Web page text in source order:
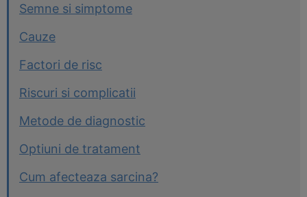
Semne si simptome
Cauze
Factori de risc
Riscuri si complicatii
Metode de diagnostic
Optiuni de tratament
Cum afecteaza sarcina?